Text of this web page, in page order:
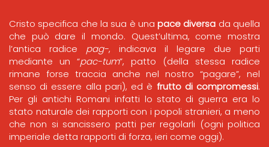
Cristo specifica che la sua è unapace diversa da quella
che può dare il mondo. Quest’ultima, come mostra
l’antica radice pag-, indicava il legare due parti
mediante un “pac-tum”, patto (della stessa radice
rimane forse traccia anche nel nostro “pagare”, nel
senso di essere alla pari), ed è frutto di compromessi.
Per gli antichi Romani infatti lo stato di guerra era lo
stato naturale dei rapporti con i popoli stranieri, a meno
che non si sancissero patti per regolarli (ogni politica
imperiale detta rapporti di forza, ieri come oggi).